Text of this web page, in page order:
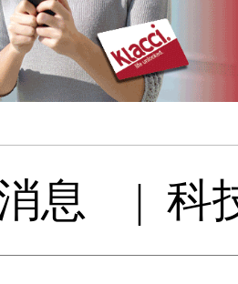
息 | 科